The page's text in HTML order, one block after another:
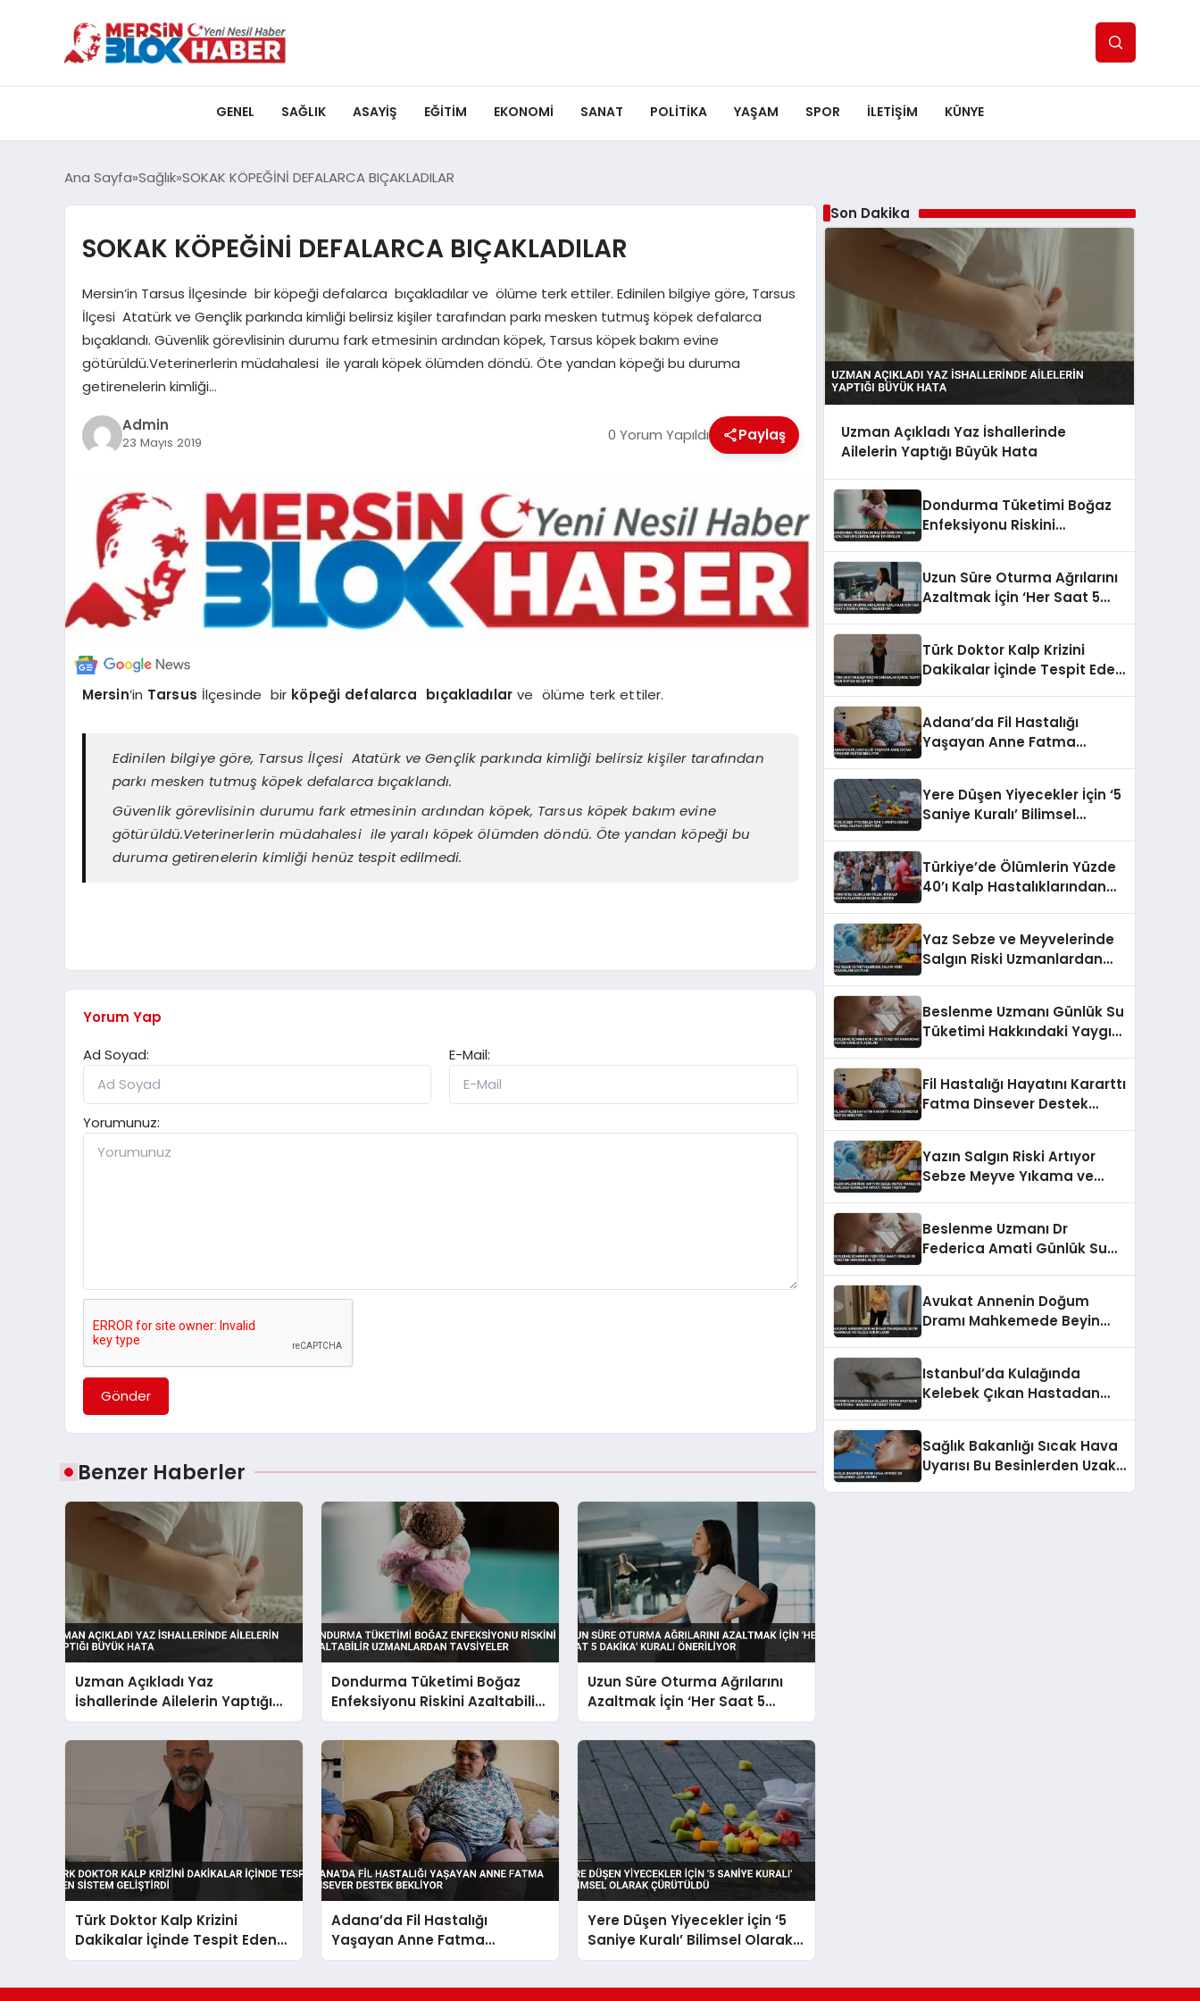
GENEL SAĞLIK ASAYIŞ EĞITIM EKONOMI SANAT POLITIKA YAŞAM SPOR ILETİŞİM KÜNYE
Ana Sayfa Sağlık SOKAK KÖPEĞİNİ DEFALARCA BIÇAKLADILAR
SOKAK KÖPEĞİNİ DEFALARCA BIÇAKLADILAR
Mersin’in Tarsus İlçesinde bir köpeği defalarca bıçakladılar ve ölüme terk ettiler. Edinilen bilgiye göre, Tarsus
İlçesi Atatürk ve Gençlik parkında kimliği belirsiz kişiler tarafından parkı mesken tutmuş köpek defalarca
bıçaklandı. Güvenlik görevlisinin durumu fark etmesinin ardından köpek, Tarsus köpek bakım evine
götürüldü.Veterinerlerin müdahalesi ile yaralı köpek ölümden döndü. Öte yandan köpeği bu duruma
getirenelerin kimliği…
Admin
23 Mayıs 2019 0 Yorum Yapıldı Paylaş
Mersin’in Tarsus İlçesinde bir köpeği defalarca bıçakladılar ve ölüme terk ettiler.
Edinilen bilgiye göre, Tarsus İlçesi Atatürk ve Gençlik parkında kimliği belirsiz kişiler tarafından
parkı mesken tutmuş köpek defalarca bıçaklandı.
Güvenlik görevlisinin durumu fark etmesinin ardından köpek, Tarsus köpek bakım evine
götürüldü.Veterinerlerin müdahalesi ile yaralı köpek ölümden döndü. Öte yandan köpeği bu
duruma getirenelerin kimliği henüz tespit edilmedi.
Yorum Yap
Ad Soyad:
E-Mail:
Yorumunuz:
Gönder
Benzer Haberler
Uzman Açıkladı Yaz
İshallerinde Ailelerin Yaptığı
Büyük Hata
Dondurma Tüketimi Boğaz
Enfeksiyonu Riskini Azaltabilir
Uzmanlardan Tavsiyeler
Uzun Süre Oturma Ağrılarını
Azaltmak İçin ‘Her Saat 5
Dakika’ Kuralı Öneriliyor
Türk Doktor Kalp Krizini
Dakikalar İçinde Tespit Eden
Sistem Geliştirdi
Adana’da Fil Hastalığı
Yaşayan Anne Fatma
Dinsever Destek Bekliyor
Yere Düşen Yiyecekler İçin ‘5
Saniye Kuralı’ Bilimsel Olarak
Çürütüldü
Son Dakika
Uzman Açıkladı Yaz İshallerinde
Ailelerin Yaptığı Büyük Hata
Dondurma Tüketimi Boğaz
Enfeksiyonu Riskini
Uzun Süre Oturma Ağrılarını
Azaltmak İçin ‘Her Saat 5
Türk Doktor Kalp Krizini
Dakikalar İçinde Tespit Eden
Adana’da Fil Hastalığı
Yaşayan Anne Fatma
Yere Düşen Yiyecekler İçin ‘5
Saniye Kuralı’ Bilimsel
Türkiye’de Ölümlerin Yüzde
40’ı Kalp Hastalıklarından
Yaz Sebze ve Meyvelerinde
Salgın Riski Uzmanlardan
Beslenme Uzmanı Günlük Su
Tüketimi Hakkındaki Yaygın
Fil Hastalığı Hayatını Kararttı
Fatma Dinsever Destek
Yazın Salgın Riski Artıyor
Sebze Meyve Yıkama ve
Beslenme Uzmanı Dr
Federica Amati Günlük Su
Avukat Annenin Doğum
Dramı Mahkemede Beyin
Istanbul’da Kulağında
Kelebek Çıkan Hastadan
Sağlık Bakanlığı Sıcak Hava
Uyarısı Bu Besinlerden Uzak